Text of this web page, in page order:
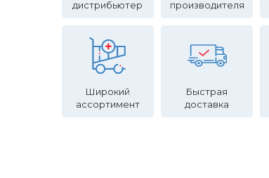
дистрибьютер
производителя
Широкий
ассортимент
Быстрая
доставка